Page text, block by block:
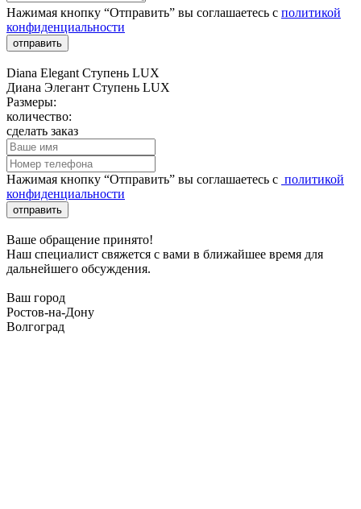
Нажимая кнопку “Отправить” вы соглашаетесь с политикой
конфиденциальности
отправить
Diana Elegant Ступень LUX
Диана Элегант Ступень LUX
Размеры:
количество:
сделать заказ
Нажимая кнопку “Отправить” вы соглашаетесь с политикой
конфиденциальности
отправить
Ваше обращение принято!
Наш специалист свяжется с вами в ближайшее время для
дальнейшего обсуждения.
Ваш город
Ростов-на-Дону
Волгоград